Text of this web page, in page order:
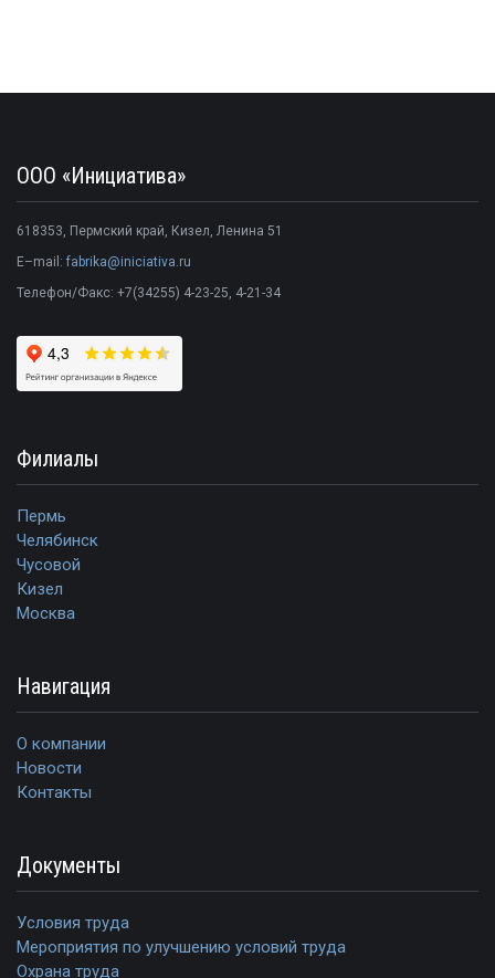
ООО «Инициатива»
618353 Пермский край Кизел Ленина 51
E–mail: fabrika@iniciativa.ru
Телефон/Факс: +7(34255) 4-23-25 , 4-21-34
Филиалы
Пермь
Челябинск
Чусовой
Кизел
Москва
Навигация
О компании
Новости
Контакты
Документы
Условия труда
Мероприятия по улучшению условий труда
Охрана труда